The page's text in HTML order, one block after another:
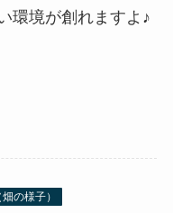
環境が創れますよ♪
の様子）